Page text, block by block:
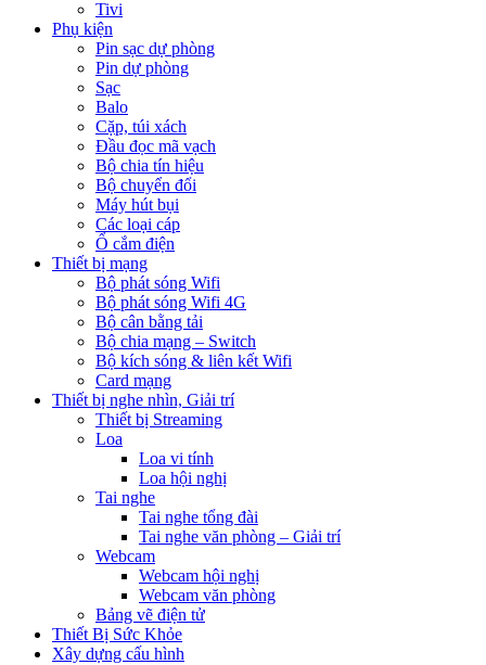
Tivi
Phụ kiện
Pin sạc dự phòng
Pin dự phòng
Sạc
Balo
Cặp, túi xách
Đầu đọc mã vạch
Bộ chia tín hiệu
Bộ chuyển đổi
Máy hút bụi
Các loại cáp
Ổ cắm điện
Thiết bị mạng
Bộ phát sóng Wifi
Bộ phát sóng Wifi 4G
Bộ cân bằng tải
Bộ chia mạng – Switch
Bộ kích sóng & liên kết Wifi
Card mạng
Thiết bị nghe nhìn, Giải trí
Thiết bị Streaming
Loa
Loa vi tính
Loa hội nghị
Tai nghe
Tai nghe tổng đài
Tai nghe văn phòng – Giải trí
Webcam
Webcam hội nghị
Webcam văn phòng
Bảng vẽ điện tử
Thiết Bị Sức Khỏe
Xây dựng cấu hình